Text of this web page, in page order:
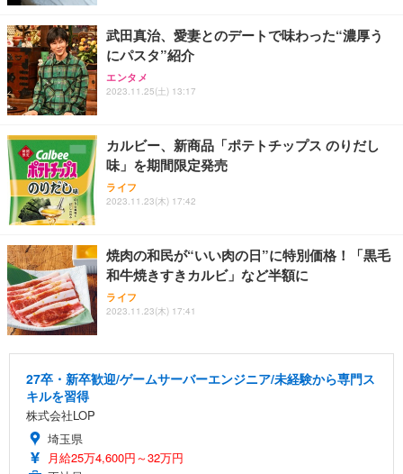
武田真治、愛妻とのデートで味わった“濃厚う
にパスタ”紹介
エンタメ
2023.11.25(土) 13:17
カルビー、新商品「ポテトチップス のりだし
味」を期間限定発売
ライフ
2023.11.23(木) 17:42
焼肉の和民が“いい肉の日”に特別価格！「黒毛
和牛焼きすきカルビ」など半額に
ライフ
2023.11.23(木) 17:41
27卒・新卒歓迎/ゲームサーバーエンジニア/未経験から専門ス
キルを習得
株式会社LOP
埼玉県
月給25万4,600円～32万円